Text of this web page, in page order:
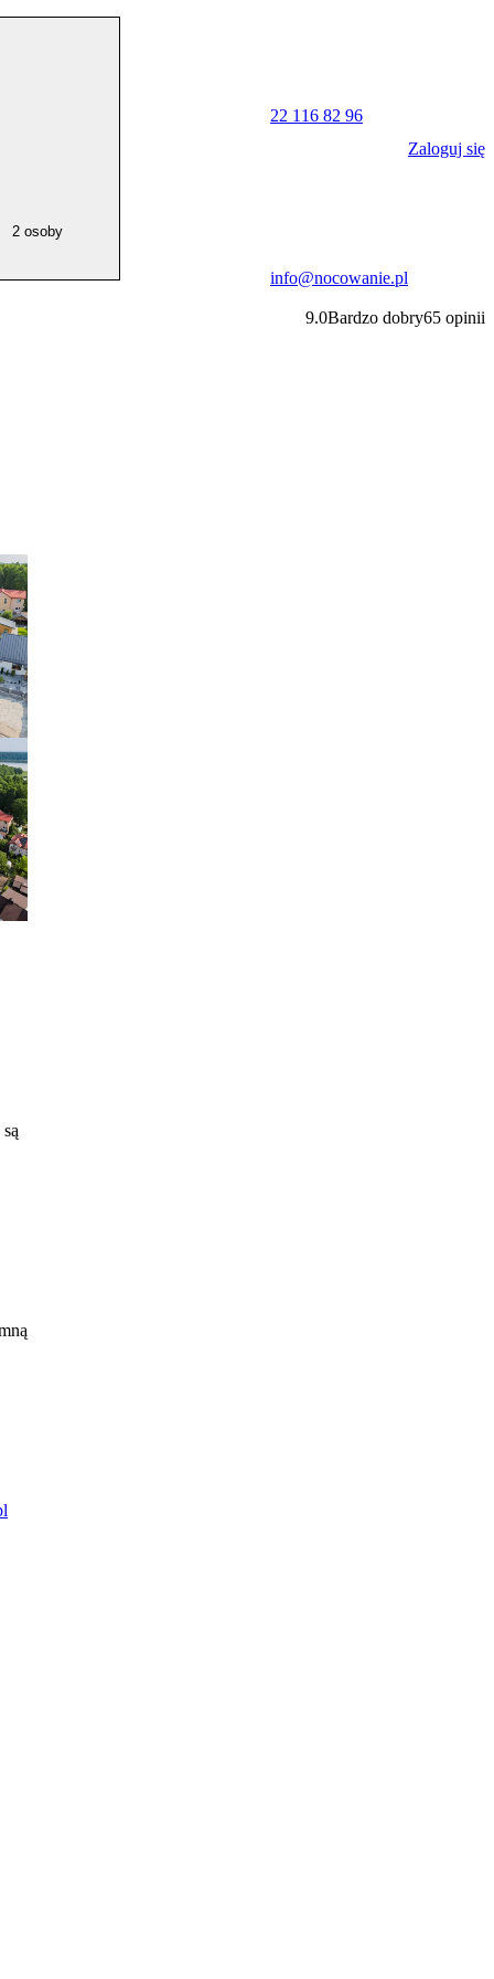
2 osoby
22 116 82 96
info@nocowanie.pl
Zaloguj się
9.0Bardzo dobry65 opinii